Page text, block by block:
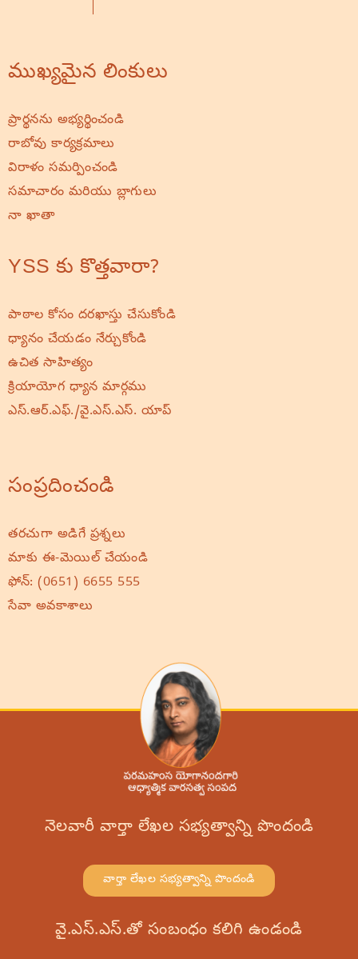
ముఖ్యమైన లింకులు
ప్రార్థనను అభ్యర్థించండి
రాబోవు కార్యక్రమాలు
విరాళం సమర్పించండి
సమాచారం మరియు బ్లాగులు
నా ఖాతా
YSS కు కొత్తవారా?
పాఠాల కోసం దరఖాస్తు చేసుకోండి
ధ్యానం చేయడం నేర్చుకోండి
ఉచిత సాహిత్యం
క్రియాయోగ ధ్యాన మార్గము
ఎస్.ఆర్.ఎఫ్./వై.ఎస్.ఎస్. యాప్
సంప్రదించండి
తరచుగా అడిగే ప్రశ్నలు
మాకు ఈ-మెయిల్ చేయండి
ఫోన్: (0651) 6655 555
సేవా అవకాశాలు
నెలవారీ వార్తా లేఖల సభ్యత్వాన్ని పొందండి
వార్తా లేఖల సభ్యత్వాన్ని పొందండి
వై.ఎస్.ఎస్.తో సంబంధం కలిగి ఉండండి